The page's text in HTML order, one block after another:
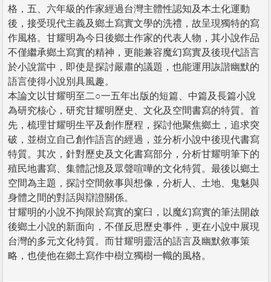
格，五、六年級的作家經過台灣主體性認知及本土化運動
後，接受現代主義及鄉土寫實文學的洗禮，故呈現獨特的寫
作風格。甘耀明為今日後鄉土作家的代表人物，其小說作品
不僅繼承鄉土寫實的精神，更能兼容魔幻寫實及後現代語言
於小說當中，即使是探討嚴肅的議題，也能運用詼諧幽默的
語言使得小說別具風趣。
本論文以甘耀明至二○一五年出版的短篇、中篇及長篇小說
為研究核心，研究甘耀明歷史、文化及空間書寫的特質。首
先，梳理甘耀明生平及創作歷程，探討他聚焦鄉土，追求突
破，並樹立自己創作語言的經過，並分析小說中後現代書寫
特質。其次，針對歷史及文化書寫部分，分析甘耀明筆下的
殖民地書寫、集體記憶及眾聲喧嘩的文化特質。最後以鄉土
空間為主題，探討空間敘事與想像，分析人、土地、鬼魅與
身體之間的對話與辯證關係。
甘耀明的小說不拘限於寫實的窠臼，以魔幻寫實的筆法開啟
後鄉土小說的新面向，不僅反思歷史事件，更在小說中展現
台灣的多元文化特質。而甘耀明靈活的語言及幽默敘事策
略，也使他在鄉土寫作中樹立獨樹一幟的風格。